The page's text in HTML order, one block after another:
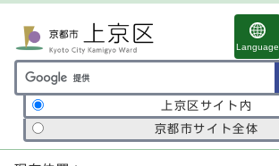
Language
サイト内検索の範囲
上京区サイト内
京都市サイト全体
ここから本文です